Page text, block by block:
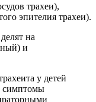
трахеи),
эпителия трахеи).
на
и
у детей
симптомы